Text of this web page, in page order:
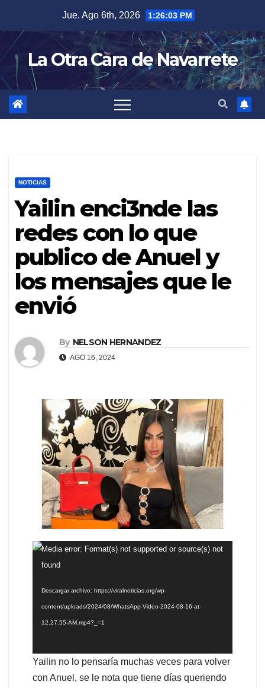
content
Jue. Ago 6th, 2026 1:26:04 PM
La Otra Cara de Navarrete
NOTICIAS
Yailin enci3nde las
redes con lo que
publico de Anuel y
los mensajes que le
envió
By NELSON HERNANDEZ
AGO 16, 2024
Reproductor
de
Media error: Format(s) not supported or source(s) not
found
Descargar archivo: https://viralnoticias.org/wp-
content/uploads/2024/08/WhatsApp-Video-2024-08-16-at-
12.27.55-AM.mp4?_=1
Yailin no lo pensaría muchas veces para volver
con Anuel, se le nota que tiene días queriendo